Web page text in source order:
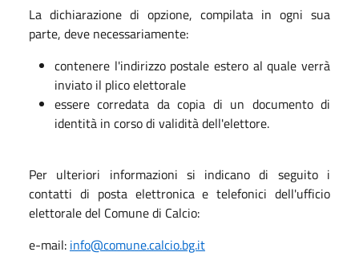
La dichiarazione di opzione, compilata in ogni sua
parte, deve necessariamente:
contenere l'indirizzo postale estero al quale verrà
inviato il plico elettorale
essere corredata da copia di un documento di
identità in corso di validità dell'elettore.
Per ulteriori informazioni si indicano di seguito i
contatti di posta elettronica e telefonici dell'ufficio
elettorale del Comune di Calcio:
e-mail: info@comune.calcio.bg.it